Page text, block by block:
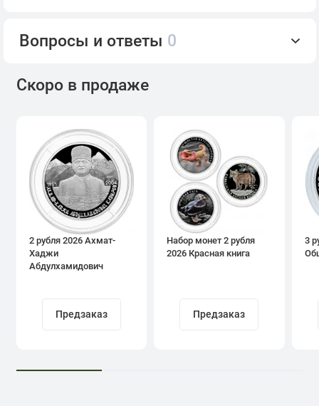
Вопросы и ответы 0
Скоро в продаже
2 рубля 2026 Ахмат-
Хаджи
Абдулхамидович
Предзаказ
Набор монет 2 рубля
2026 Красная книга
Предзаказ
3